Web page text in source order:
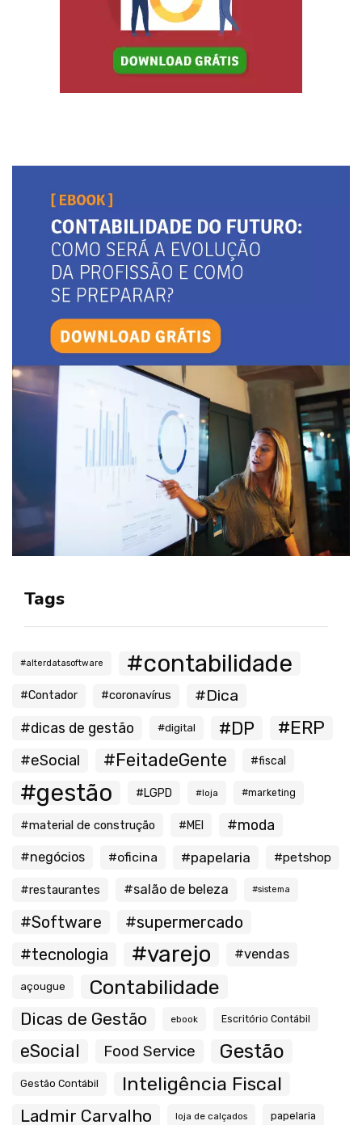
Tags
#alterdatasoftware #contabilidade
#Contador #coronavírus #Dica
#dicas de gestão #digital #DP #ERP
#eSocial #FeitadeGente #fiscal
#gestão #LGPD #loja #marketing
#material de construção #MEI #moda
#negócios #oficina #papelaria #petshop
#restaurantes #salão de beleza #sistema
#Software
#supermercado
#tecnologia
#varejo #vendas
açougue Contabilidade
Dicas de Gestão ebook Escritório Contábil
eSocial Food Service Gestão
Gestão Contábil Inteligência Fiscal
Ladmir Carvalho loja de calçados papelaria